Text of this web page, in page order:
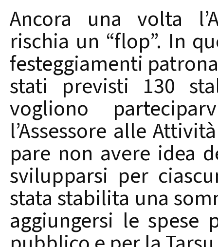
Ancora una volta
rischia un “flop”. In
festeggiamenti
stati previsti 130
vogliono
l’Assessore alle
pare non avere idea
svilupparsi per
stata stabilita una
aggiungersi le spese